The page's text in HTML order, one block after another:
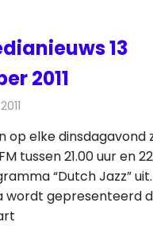
13
2011
op elke dinsdagavond
tussen 21.00 uur en
“Dutch Jazz”
wordt gepresenteerd